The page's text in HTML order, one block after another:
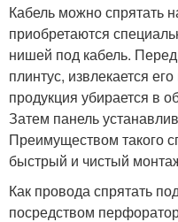
Кабель можно спрятать
приобретаются
нишей под кабель.
плинтус, извлекается
продукция убирается в
Затем панель
Преимуществом такого
быстрый и чистый
Как провода спрятать
посредством